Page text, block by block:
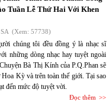
Tuần Lễ Thứ Hai Với Khen
(Xem: 57738)
chúng tôi đều đồng ý là nhạc sĩ
những dòng nhạc hay tuyệt ngoài
Bà Thị Kính của P.Q.Phan sẽ
Kỳ và trên toàn thế giới. Tại sao
đến mức độ tuyệt vời.
Đọc thêm